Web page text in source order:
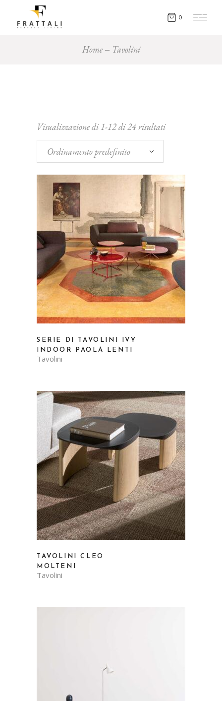
0
Home Tavolini
Visualizzazione di 1-12 di 24 risultati
Ordinamento predefinito
SERIE DI TAVOLINI IVY
INDOOR PAOLA LENTI
Tavolini
TAVOLINI CLEO
MOLTENI
Tavolini